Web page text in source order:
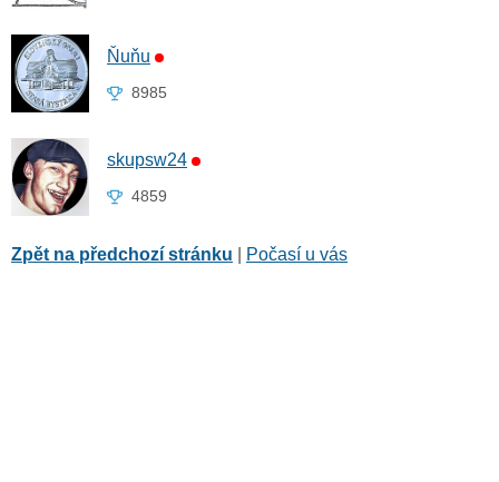
Ňuňu
8985
skupsw24
4859
Zpět na předchozí stránku Počasí u vás